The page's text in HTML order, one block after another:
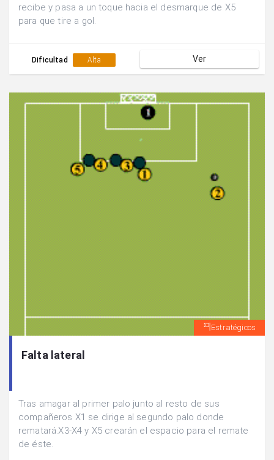
recibe y pasa a un toque hacia el desmarque de X5
para que tire a gol.
Dificultad Alta Ver
Estratégicos
Falta lateral
Tras amagar al primer palo junto al resto de sus
compañeros X1 se dirige al segundo palo donde
rematará.X3-X4 y X5 crearán el espacio para el remate
de éste.